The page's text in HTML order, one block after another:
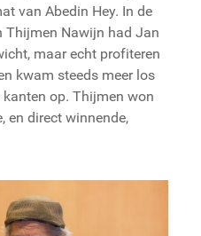
van Abedin Hey. In de
Thijmen Nawijn had Jan
maar echt profiteren
kwam steeds meer los
op. Thijmen won
en direct winnende,